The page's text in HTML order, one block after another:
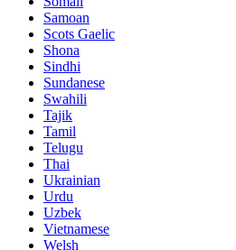
Samoan
Scots Gaelic
Shona
Sindhi
Sundanese
Swahili
Tajik
Tamil
Telugu
Thai
Ukrainian
Urdu
Uzbek
Vietnamese
Welsh